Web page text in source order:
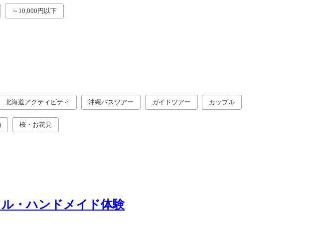
～10,000円以下
北海道アクティビティ 沖縄バスツアー ガイドツアー カップル
桜・お花見
・ハンドメイド体験